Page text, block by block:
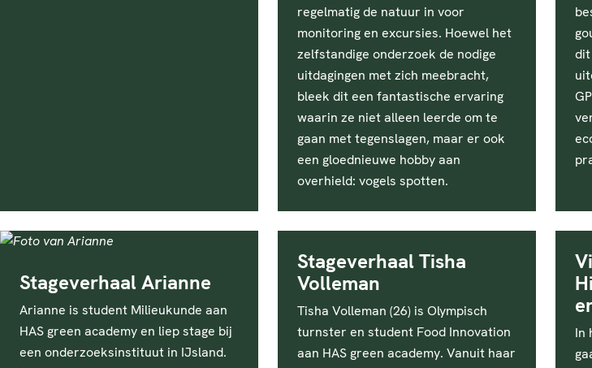
regelmatig de natuur in voor
monitoring en excursies. Hoewel het
zelfstandige onderzoek de nodige
uitdagingen met zich meebracht,
bleek dit een fantastische ervaring
waarin ze niet alleen leerde om te
gaan met tegenslagen, maar er ook
een gloednieuwe hobby aan
overhield: vogels spotten.
dit
Stageverhaal Arianne
Arianne is student Milieukunde aan
HAS green academy en liep stage bij
een onderzoeksinstituut in IJsland.
Stageverhaal Tisha
Volleman
Tisha Volleman (26) is Olympisch
turnster en student Food Innovation
aan HAS green academy. Vanuit haar
In